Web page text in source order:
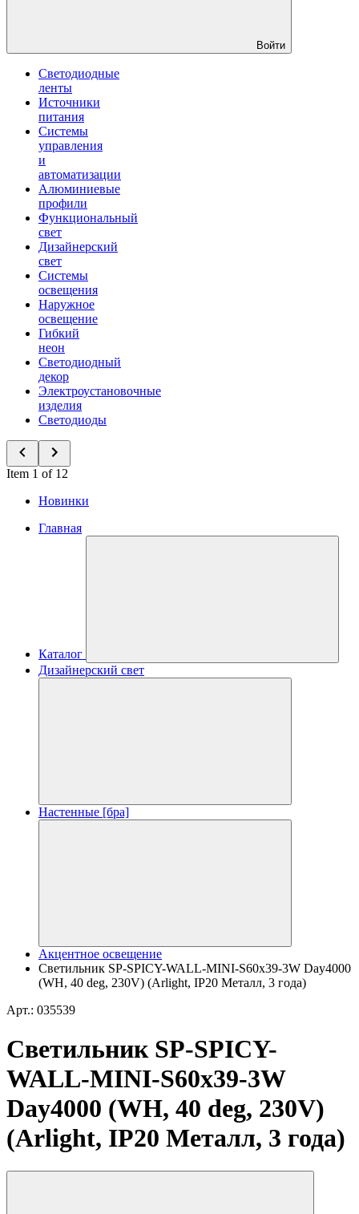
Войти
Светодиодные
ленты
Источники
питания
Системы
управления
и
автоматизации
Алюминиевые
профили
Функциональный
свет
Дизайнерский
свет
Системы
освещения
Наружное
освещение
Гибкий
неон
Светодиодный
декор
Электроустановочные
изделия
Светодиоды
Item 1 of 12
Новинки
Главная
Каталог
Дизайнерский свет
Настенные [бра]
Акцентное освещение
Светильник SP-SPICY-WALL-MINI-S60x39-3W Day4000
(WH, 40 deg, 230V) (Arlight, IP20 Металл, 3 года)
Арт.: 035539
Светильник SP-SPICY-
WALL-MINI-S60x39-3W
Day4000 (WH, 40 deg, 230V)
(Arlight, IP20 Металл, 3 года)